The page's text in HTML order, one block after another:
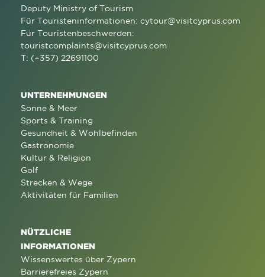
Deputy Ministry of Tourism
Für Touristeninformationen: cytour@visitcyprus.com
Für Touristenbeschwerden:
touristcomplaints@visitcyprus.com
T: (+357) 22691100
UNTERNEHMUNGEN
Sonne & Meer
Sports & Training
Gesundheit & Wohlbefinden
Gastronomie
Kultur & Religion
Golf
Strecken & Wege
Aktivitäten für Familien
NÜTZLICHE
INFORMATIONEN
Wissenswertes über Zypern
Barrierefreies Zypern